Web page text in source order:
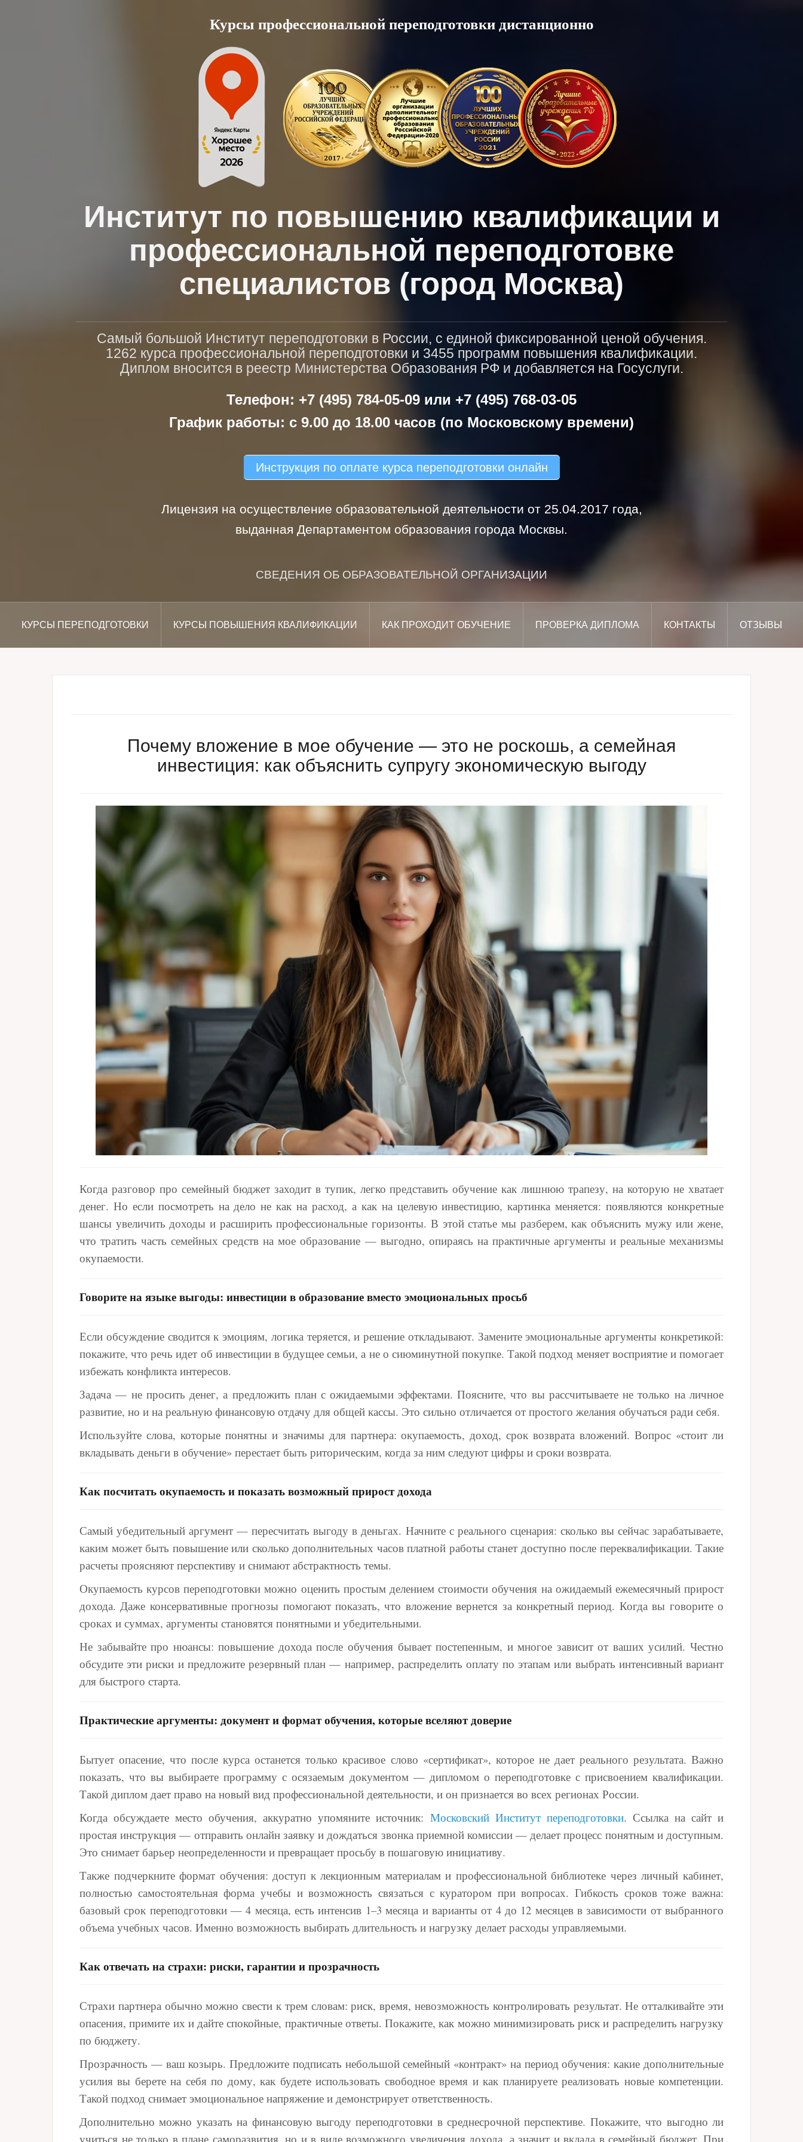
Курсы профессиональной переподготовки дистанционно
Институт по повышению квалификации и
профессиональной переподготовке
специалистов (город Москва)
Самый большой Институт переподготовки в России, с единой фиксированной ценой обучения.
1262 курса профессиональной переподготовки и 3455 программ повышения квалификации.
Диплом вносится в реестр Министерства Образования РФ и добавляется на Госуслуги.
Телефон: +7 (495) 784-05-09 или +7 (495) 768-03-05
График работы: с 9.00 до 18.00 часов (по Московскому времени)
Инструкция по оплате курса переподготовки онлайн
Лицензия на осуществление образовательной деятельности от 25.04.2017 года,
выданная Департаментом образования города Москвы.
СВЕДЕНИЯ ОБ ОБРАЗОВАТЕЛЬНОЙ ОРГАНИЗАЦИИ
КУРСЫ ПЕРЕПОДГОТОВКИ КУРСЫ ПОВЫШЕНИЯ КВАЛИФИКАЦИИ КАК ПРОХОДИТ ОБУЧЕНИЕ ПРОВЕРКА ДИПЛОМА КОНТАКТЫ ОТЗЫВЫ
Почему вложение в мое обучение — это не роскошь, а семейная
инвестиция: как объяснить супругу экономическую выгоду
Когда разговор про семейный бюджет заходит в тупик, легко представить обучение как лишнюю трапезу, на которую не хватает
денег. Но если посмотреть на дело не как на расход, а как на целевую инвестицию, картинка меняется: появляются конкретные
шансы увеличить доходы и расширить профессиональные горизонты. В этой статье мы разберем, как объяснить мужу или жене,
что тратить часть семейных средств на мое образование — выгодно, опираясь на практичные аргументы и реальные механизмы
окупаемости.
Говорите на языке выгоды: инвестиции в образование вместо эмоциональных просьб
Если обсуждение сводится к эмоциям, логика теряется, и решение откладывают. Замените эмоциональные аргументы конкретикой:
покажите, что речь идет об инвестиции в будущее семьи, а не о сиюминутной покупке. Такой подход меняет восприятие и помогает
избежать конфликта интересов.
Задача — не просить денег, а предложить план с ожидаемыми эффектами. Поясните, что вы рассчитываете не только на личное
развитие, но и на реальную финансовую отдачу для общей кассы. Это сильно отличается от простого желания обучаться ради себя.
Используйте слова, которые понятны и значимы для партнера: окупаемость, доход, срок возврата вложений. Вопрос «стоит ли
вкладывать деньги в обучение» перестает быть риторическим, когда за ним следуют цифры и сроки возврата.
Как посчитать окупаемость и показать возможный прирост дохода
Самый убедительный аргумент — пересчитать выгоду в деньгах. Начните с реального сценария: сколько вы сейчас зарабатываете,
каким может быть повышение или сколько дополнительных часов платной работы станет доступно после переквалификации. Такие
расчеты проясняют перспективу и снимают абстрактность темы.
Окупаемость курсов переподготовки можно оценить простым делением стоимости обучения на ожидаемый ежемесячный прирост
дохода. Даже консервативные прогнозы помогают показать, что вложение вернется за конкретный период. Когда вы говорите о
сроках и суммах, аргументы становятся понятными и убедительными.
Не забывайте про нюансы: повышение дохода после обучения бывает постепенным, и многое зависит от ваших усилий. Честно
обсудите эти риски и предложите резервный план — например, распределить оплату по этапам или выбрать интенсивный вариант
для быстрого старта.
Практические аргументы: документ и формат обучения, которые вселяют доверие
Бытует опасение, что после курса останется только красивое слово «сертификат», которое не дает реального результата. Важно
показать, что вы выбираете программу с осязаемым документом — дипломом о переподготовке с присвоением квалификации.
Такой диплом дает право на новый вид профессиональной деятельности, и он признается во всех регионах России.
Когда обсуждаете место обучения, аккуратно упомяните источник: Московский Институт переподготовки. Ссылка на сайт и
простая инструкция — отправить онлайн заявку и дождаться звонка приемной комиссии — делает процесс понятным и доступным.
Это снимает барьер неопределенности и превращает просьбу в пошаговую инициативу.
Также подчеркните формат обучения: доступ к лекционным материалам и профессиональной библиотеке через личный кабинет,
полностью самостоятельная форма учебы и возможность связаться с куратором при вопросах. Гибкость сроков тоже важна:
базовый срок переподготовки — 4 месяца, есть интенсив 1–3 месяца и варианты от 4 до 12 месяцев в зависимости от выбранного
объема учебных часов. Именно возможность выбирать длительность и нагрузку делает расходы управляемыми.
Как отвечать на страхи: риски, гарантии и прозрачность
Страхи партнера обычно можно свести к трем словам: риск, время, невозможность контролировать результат. Не отталкивайте эти
опасения, примите их и дайте спокойные, практичные ответы. Покажите, как можно минимизировать риск и распределить нагрузку
по бюджету.
Прозрачность — ваш козырь. Предложите подписать небольшой семейный «контракт» на период обучения: какие дополнительные
усилия вы берете на себя по дому, как будете использовать свободное время и как планируете реализовать новые компетенции.
Такой подход снимает эмоциональное напряжение и демонстрирует ответственность.
Дополнительно можно указать на финансовую выгоду переподготовки в среднесрочной перспективе. Покажите, что выгодно ли
учиться не только в плане саморазвития, но и в виде возможного увеличения дохода, а значит и вклада в семейный бюджет. При